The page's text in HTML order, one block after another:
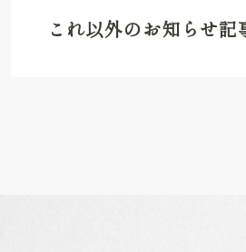
これ以外のお知らせ記